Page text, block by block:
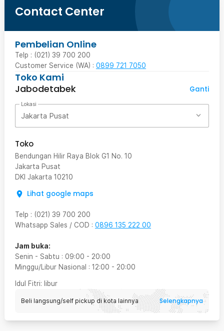
Contact Center
Pembelian Online
Telp : (021) 39 700 200
Customer Service (WA) : 0899 721 7050
Toko Kami
Jabodetabek
Ganti
Lokasi
Jakarta Pusat
Toko
Bendungan Hilir Raya Blok G1 No. 10
Jakarta Pusat
DKI Jakarta 10210
Lihat google maps
Telp : (021) 39 700 200
Whatsapp Sales / COD : 0896 135 222 00
Jam buka:
Senin - Sabtu : 09:00 - 20:00
Minggu/Libur Nasional : 12:00 - 20:00
Idul Fitri: libur
Beli langsung/self pickup di kota lainnya Selengkapnya